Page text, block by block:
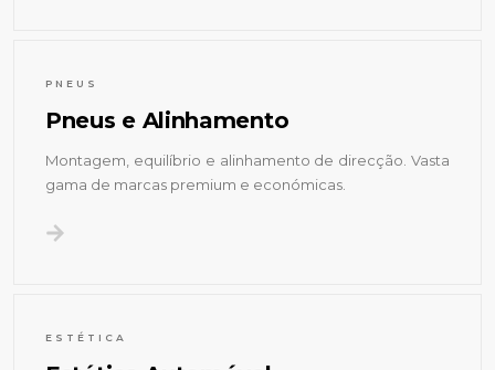
PNEUS
Pneus e Alinhamento
Montagem, equilíbrio e alinhamento de direcção. Vasta
gama de marcas premium e económicas.
ESTÉTICA